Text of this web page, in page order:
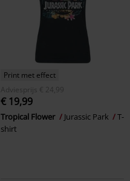
Print met effect
Adviesprijs
€ 24,99
€ 19,99
Tropical Flower Jurassic Park
T-
shirt